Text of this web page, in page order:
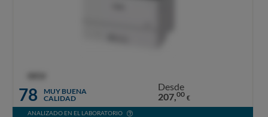
78
MUY BUENA
CALIDAD
Desde
207,00 €
ANALIZADO EN EL LABORATORIO